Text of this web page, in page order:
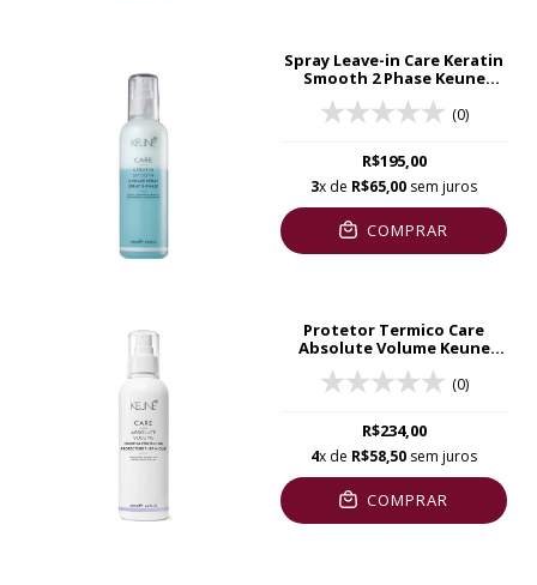
Spray Leave-in Care Keratin
Smooth 2 Phase Keune
200ml
(0)
R$195,00
3x de R$65,00 sem juros
COMPRAR
Protetor Termico Care
Absolute Volume Keune
200ml
(0)
R$234,00
4x de R$58,50 sem juros
COMPRAR